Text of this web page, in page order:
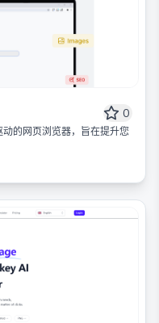
0
的网页浏览器，旨在提升您